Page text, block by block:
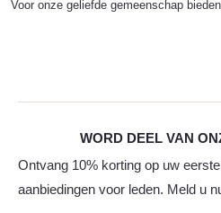
Voor onze geliefde gemeenschap
WORD DEEL VAN
Ontvang 10% korting op uw
aanbiedingen voor leden. Meld u